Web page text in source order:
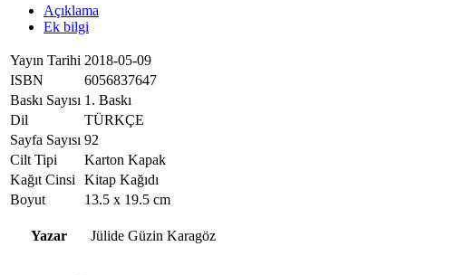
Açıklama
Ek bilgi
Yayın Tarihi 2018-05-09
ISBN
6056837647
Baskı Sayısı 1. Baskı
Dil
TÜRKÇE
Sayfa Sayısı 92
Cilt Tipi
Karton Kapak
Kağıt Cinsi
Kitap Kağıdı
Boyut
13.5 x 19.5 cm
Yazar Jülide Güzin Karagöz